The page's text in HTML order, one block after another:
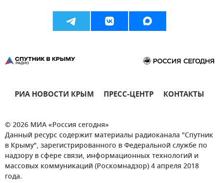
РИА НОВОСТИ КРЫМ ПРЕСС-ЦЕНТР КОНТАКТЫ
© 2026 МИА «Россия сегодня»
Данный ресурс содержит материалы радиоканала "Спутник
в Крыму", зарегистрированного в Федеральной службе по
надзору в сфере связи, информационных технологий и
массовых коммуникаций (Роскомнадзор) 4 апреля 2018
года.